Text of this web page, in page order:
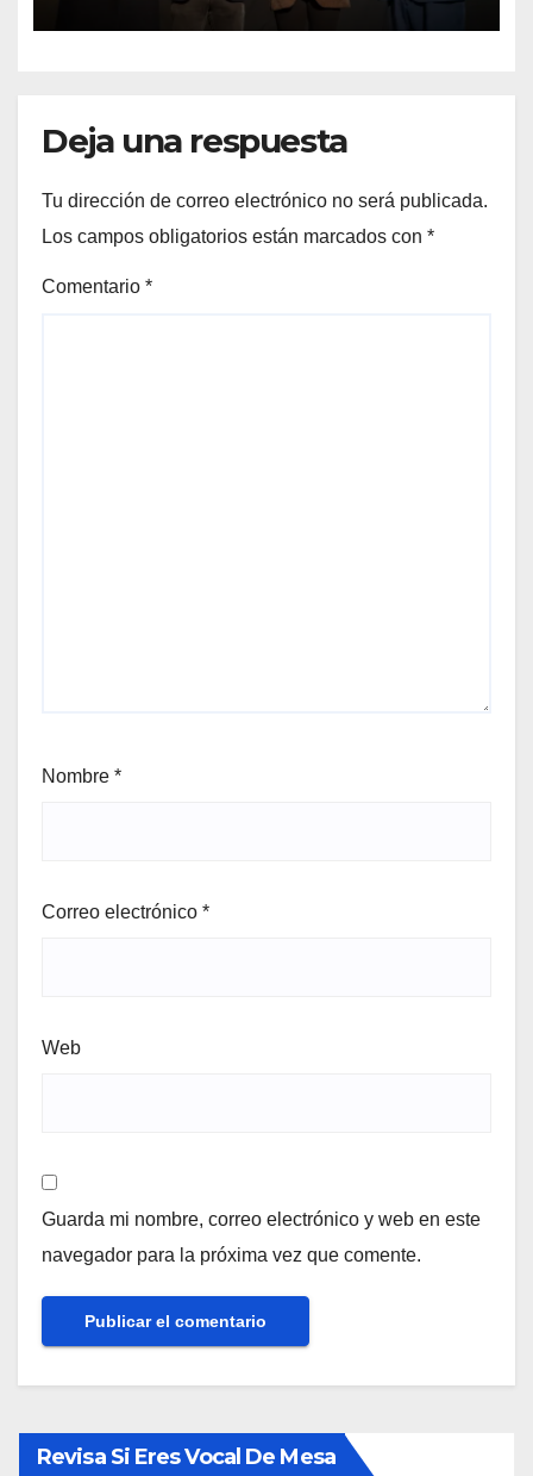
Preuniversitario Brotes 2026
Deja una respuesta
Tu dirección de correo electrónico no será publicada.
Los campos obligatorios están marcados con *
Comentario *
Nombre *
Correo electrónico *
Web
Guarda mi nombre, correo electrónico y web en este
navegador para la próxima vez que comente.
Revisa Si Eres Vocal De Mesa